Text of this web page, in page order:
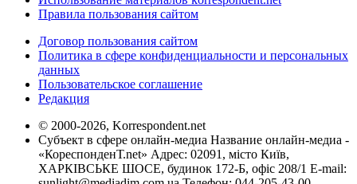
Правила пользования сайтом
Договор пользования сайтом
Политика в сфере конфиденциальности и персональных
данных
Пользовательское соглашение
Редакция
© 2000-2026, Korrespondent.net
Субъект в сфере онлайн-медиа Название онлайн-медиа -
«КореспонденТ.net» Адрес: 02091, місто Київ,
ХАРКІВСЬКЕ ШОСЕ, будинок 172-Б, офіс 208/1 E-mail: